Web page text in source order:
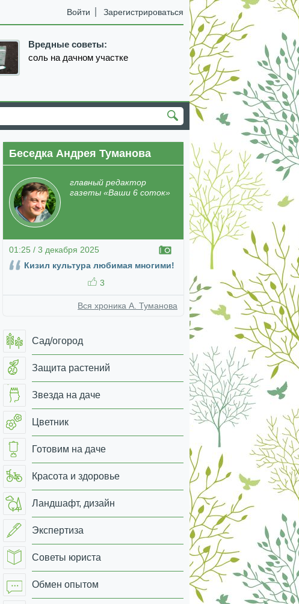
Войти Зарегистрироваться
Вредные советы:
соль на дачном участке
декабрь январь февраль март апрель
Беседка Андрея Туманова
главный редактор
газеты «Ваши 6 соток»
01:25 / 3 декабря 2025
Кизил культура любимая многими!
3
Вся хроника А. Туманова
Сад/огород
Защита растений
Звезда на даче
Цветник
Готовим на даче
Красота и здоровье
Ландшафт, дизайн
Экспертиза
Советы юриста
Обмен опытом